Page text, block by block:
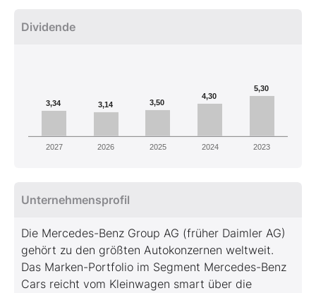
Dividende
3,34 3,14 3,50
4,30
5,30
2027 2026 2025 2024 2023
Unternehmensprofil
Die Mercedes-Benz Group AG (früher Daimler AG)
gehört zu den größten Autokonzernen weltweit.
Das Marken-Portfolio im Segment Mercedes-Benz
Cars reicht vom Kleinwagen smart über die